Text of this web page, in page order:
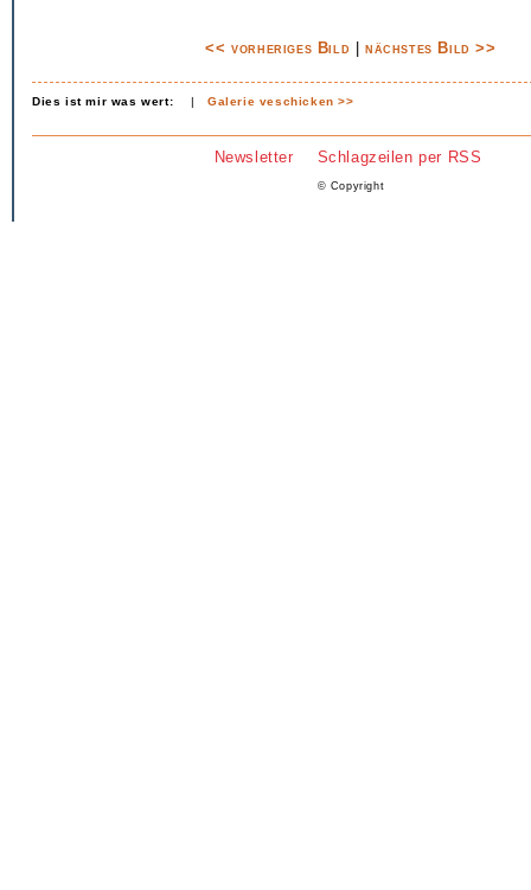
<< vorheriges Bild nächstes Bild >>
Dies ist mir was wert: |Galerie veschicken >>
Newsletter Schlagzeilen per RSS
© Copyright